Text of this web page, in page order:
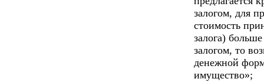
залогом, для
стоимость
залога)
залогом, то
денежной
имущество»;